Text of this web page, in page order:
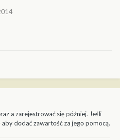
a zarejestrować się później. Jeśli
aby dodać zawartość za jego pomocą.